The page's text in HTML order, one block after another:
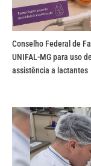
Conselho Federal de
UNIFAL-MG para uso
assistência a lactantes